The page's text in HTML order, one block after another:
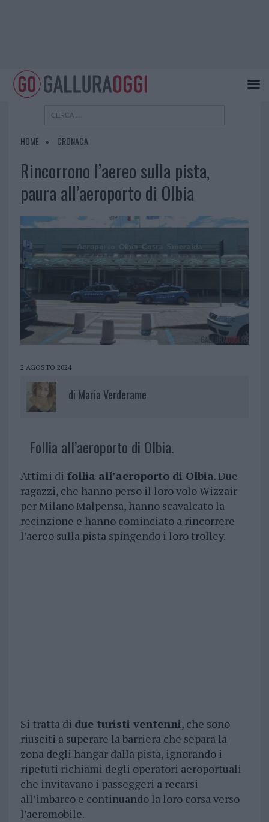
HOME CRONACA
Rincorrono l’aereo sulla pista,
paura all’aeroporto di Olbia
2 AGOSTO 2024
di Maria Verderame
Follia all’aeroporto di Olbia.
Attimi di follia all’aeroporto di Olbia. Due
ragazzi, che hanno perso il loro volo Wizzair
per Milano Malpensa, hanno scavalcato la
recinzione e hanno cominciato a rincorrere
l’aereo sulla pista spingendo i loro trolley.
Si tratta di due turisti ventenni, che sono
riusciti a superare la barriera che separa la
zona degli hangar dalla pista, ignorando i
ripetuti richiami degli operatori aeroportuali
che invitavano i passeggeri a recarsi
all’imbarco e continuando la loro corsa verso
l’aeromobile.